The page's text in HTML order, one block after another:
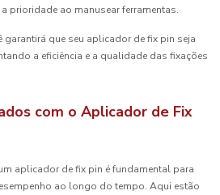
prioridade ao manusear ferramentas.
que seu aplicador de fix pin seja
a eficiência e a qualidade das fixações
com o Aplicador de Fix
aplicador de fix pin é fundamental para
ao longo do tempo. Aqui estão